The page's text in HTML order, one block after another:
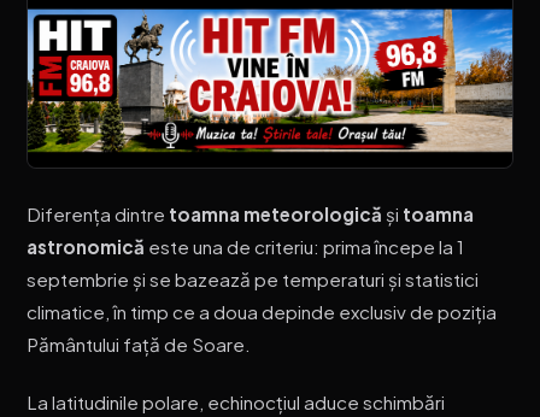
Diferența dintre toamna meteorologică și toamna
astronomică este una de criteriu: prima începe la 1
septembrie și se bazează pe temperaturi și statistici
climatice, în timp ce a doua depinde exclusiv de poziția
Pământului față de Soare.
La latitudinile polare, echinocțiul aduce schimbări